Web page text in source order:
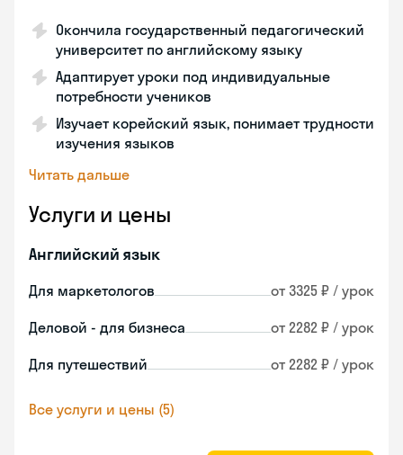
Окончила государственный педагогический
университет по английскому языку
Адаптирует уроки под индивидуальные
потребности учеников
Изучает корейский язык, понимает трудности
изучения языков
Читать дальше
Услуги и цены
Английский язык
Для маркетологов от 3325 ₽ / урок
Деловой - для бизнеса от 2282 ₽ / урок
Для путешествий от 2282 ₽ / урок
Все услуги и цены (5)